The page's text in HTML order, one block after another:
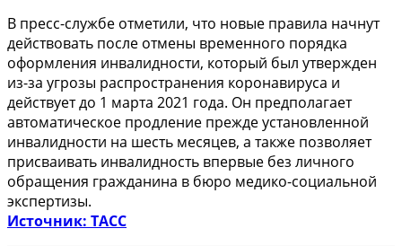
В пресс-службе отметили, что новые правила начнут
действовать после отмены временного порядка
оформления инвалидности, который был утвержден
из-за угрозы распространения коронавируса и
действует до 1 марта 2021 года. Он предполагает
автоматическое продление прежде установленной
инвалидности на шесть месяцев, а также позволяет
присваивать инвалидность впервые без личного
обращения гражданина в бюро медико-социальной
экспертизы.
Источник: ТАСС